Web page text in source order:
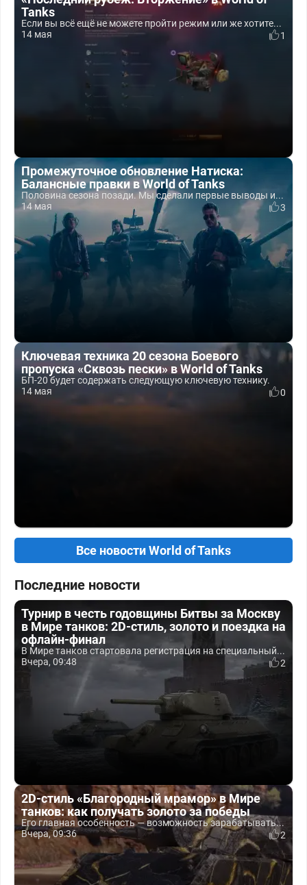
Tanks
Если вы всё ещё не можете пройти режим или же хотите...
14 мая
1
Промежуточное обновление Натиска:
Балансные правки в World of Tanks
Половина сезона позади. Мы сделали первые выводы и...
14 мая
3
Ключевая техника 20 сезона Боевого
пропуска «Сквозь пески» в World of Tanks
БП-20 будет содержать следующую ключевую технику.
14 мая
0
Все новости World of Tanks
Последние новости
Турнир в честь годовщины Битвы за Москву
в Мире танков: 2D-стиль, золото и поездка на
офлайн-финал
В Мире танков стартовала регистрация на специальный...
Вчера, 09:48
2
2D-стиль «Благородный мрамор» в Мире
танков: как получать золото за победы
Его главная особенность — возможность зарабатывать...
Вчера, 09:36
2